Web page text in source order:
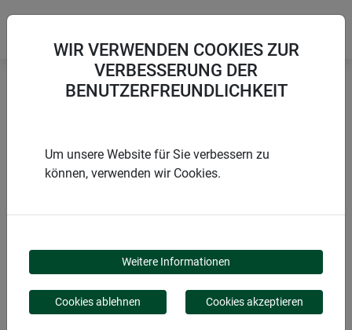
PRODUKTE
JUTE
KOMPOSTSCHUTZ-
WIR VERWENDEN COOKIES ZUR
VERBESSERUNG DER
BENUTZERFREUNDLICHKEIT
Um unsere Website für Sie verbessern zu
können, verwenden wir Cookies.
Weitere Informationen
Cookies ablehnen Cookies akzeptieren